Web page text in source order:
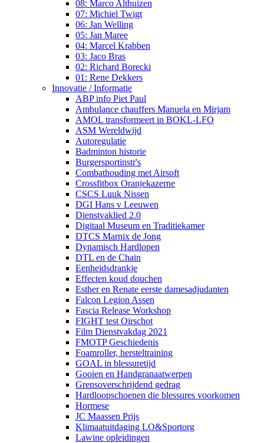
08: Marco Althuizen
07: Michiel Twigt
06: Jan Welling
05: Jan Maree
04: Marcel Krabben
03: Jaco Bras
02: Richard Borecki
01: Rene Dekkers
Innovatie / Informatie
ABP info Piet Paul
Ambulance chauffers Manuela en Mirjam
AMOL transformeert in BOKL-LFO
ASM Wereldwijd
Autoregulatie
Badminton historie
Burgersportinstr's
Combathouding met Airsoft
Crossfitbox Oranjekazerne
CSCS Luuk Nissen
DGI Hans v Leeuwen
Dienstvaklied 2.0
Digitaal Museum en Traditiekamer
DTCS Marnix de Jong
Dynamisch Hardlopen
DTL en de Chain
Eenheidsdrankje
Effecten koud douchen
Esther en Renate eerste damesadjudanten
Falcon Legion Assen
Fascia Release Workshop
FIGHT test Oirschot
Film Dienstvakdag 2021
FMOTP Geschiedenis
Foamroller, hersteltraining
GOAL in blessuretijd
Gooien en Handgranaatwerpen
Grensoverschrijdend gedrag
Hardloopschoenen die blessures voorkomen
Hormese
JC Maassen Prijs
Klimaatuitdaging LO&Sportorg
Lawine opleidingen